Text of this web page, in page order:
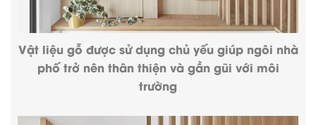
Vật liệu gỗ được sử dụng chủ yếu giúp ngôi nhà
phố trở nên thân thiện và gần gũi với môi
trường